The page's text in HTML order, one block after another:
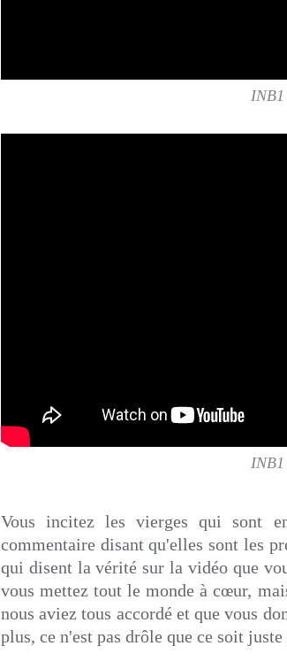
Vous incitez les vierges qui sont
commentaire disant qu'elles sont les
qui disent la vérité sur la vidéo que
vous mettez tout le monde à cœur,
nous aviez tous accordé et que vous
plus, ce n'est pas drôle que ce soit